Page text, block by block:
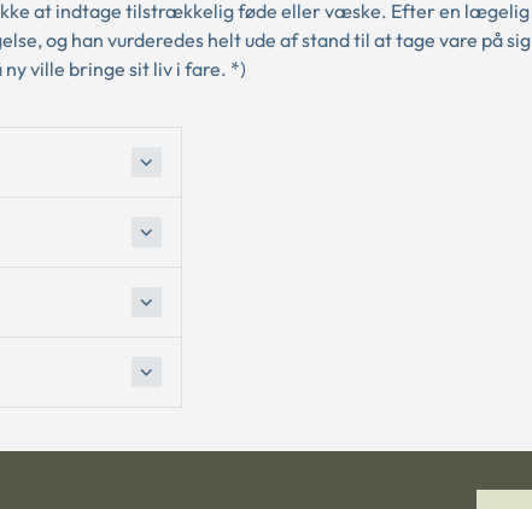
at indtage tilstrækkelig føde eller væske. Efter en lægelig
og han vurderedes helt ude af stand til at tage vare på sig
ville bringe sit liv i fare. *)